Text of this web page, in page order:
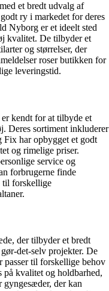
et bredt udvalg af
ry i markedet for deres
Nyborg er et ideelt sted
kvalitet. De tilbyder et
og størrelser, der
roser butikken for
leveringstid.
kendt for at tilbyde et
Deres sortiment inkluderer
Fix har opbygget et godt
og rimelige priser.
service og
forbrugerne finde
til forskellige
der tilbyder et bredt
det-selv projekter. De
passer til forskellige behov
på kvalitet og holdbarhed,
gyngesæder, der kan